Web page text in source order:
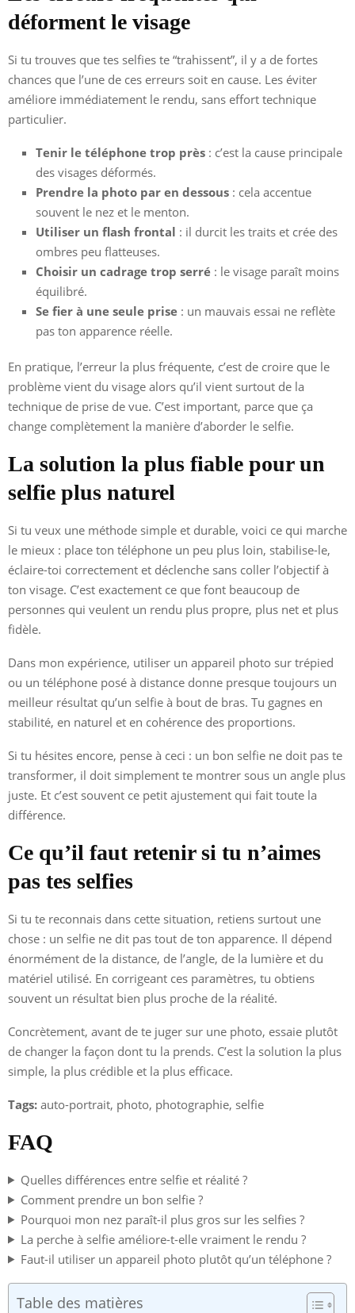
déforment le visage
Si tu trouves que tes selfies te “trahissent”, il y a de fortes
chances que l’une de ces erreurs soit en cause. Les éviter
améliore immédiatement le rendu, sans effort technique
particulier.
Tenir le téléphone trop près : c’est la cause principale
des visages déformés.
Prendre la photo par en dessous : cela accentue
souvent le nez et le menton.
Utiliser un flash frontal : il durcit les traits et crée des
ombres peu flatteuses.
Choisir un cadrage trop serré : le visage paraît moins
équilibré.
Se fier à une seule prise : un mauvais essai ne reflète
pas ton apparence réelle.
En pratique, l’erreur la plus fréquente, c’est de croire que le
problème vient du visage alors qu’il vient surtout de la
technique de prise de vue. C’est important, parce que ça
change complètement la manière d’aborder le selfie.
La solution la plus fiable pour un
selfie plus naturel
Si tu veux une méthode simple et durable, voici ce qui marche
le mieux : place ton téléphone un peu plus loin, stabilise-le,
éclaire-toi correctement et déclenche sans coller l’objectif à
ton visage. C’est exactement ce que font beaucoup de
personnes qui veulent un rendu plus propre, plus net et plus
fidèle.
Dans mon expérience, utiliser un appareil photo sur trépied
ou un téléphone posé à distance donne presque toujours un
meilleur résultat qu’un selfie à bout de bras. Tu gagnes en
stabilité, en naturel et en cohérence des proportions.
Si tu hésites encore, pense à ceci : un bon selfie ne doit pas te
transformer, il doit simplement te montrer sous un angle plus
juste. Et c’est souvent ce petit ajustement qui fait toute la
différence.
Ce qu’il faut retenir si tu n’aimes
pas tes selfies
Si tu te reconnais dans cette situation, retiens surtout une
chose : un selfie ne dit pas tout de ton apparence. Il dépend
énormément de la distance, de l’angle, de la lumière et du
matériel utilisé. En corrigeant ces paramètres, tu obtiens
souvent un résultat bien plus proche de la réalité.
Concrètement, avant de te juger sur une photo, essaie plutôt
de changer la façon dont tu la prends. C’est la solution la plus
simple, la plus crédible et la plus efficace.
Tags: auto-portrait, photo, photographie, selfie
FAQ
Quelles différences entre selfie et réalité ?
Comment prendre un bon selfie ?
Pourquoi mon nez paraît-il plus gros sur les selfies ?
La perche à selfie améliore-t-elle vraiment le rendu ?
Faut-il utiliser un appareil photo plutôt qu’un téléphone ?
Table des matières